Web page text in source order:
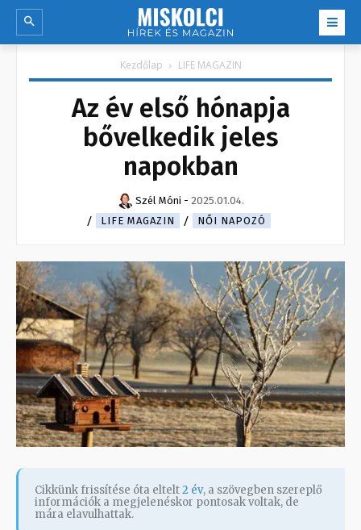
Kezdőlap LIFE MAGAZIN
Az év első hónapja
bővelkedik jeles
napokban
Szél Móni - 2025.01.04.
LIFE MAGAZIN
NŐI NAPOZÓ
Cikkünk frissítése óta eltelt2 év, a szövegben szereplő
információk a megjelenéskor pontosak voltak, de
mára elavulhattak.